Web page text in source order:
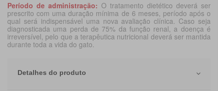
Período de administração: O tratamento dietético deverá ser
prescrito com uma duração mínima de 6 meses, período após o
qual será indispensável uma nova avaliação clínica. Caso seja
diagnosticada uma perda de 75% da função renal, a doença é
irreversível, pelo que a terapêutica nutricional deverá ser mantida
durante toda a vida do gato.
Detalhes do produto